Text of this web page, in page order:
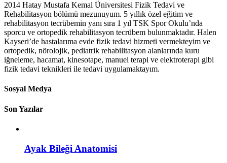
2014 Hatay Mustafa Kemal Üniversitesi Fizik Tedavi ve
Rehabilitasyon bölümü mezunuyum. 5 yıllık özel eğitim ve
rehabilitasyon tecrübemin yanı sıra 1 yıl TSK Spor Okulu’nda
sporcu ve ortopedik rehabilitasyon tecrübem bulunmaktadır. Halen
Kayseri’de hastalarıma evde fizik tedavi hizmeti vermekteyim ve
ortopedik, nörolojik, pediatrik rehabilitasyon alanlarında kuru
iğneleme, hacamat, kinesotape, manuel terapi ve elektroterapi gibi
fizik tedavi teknikleri ile tedavi uygulamaktayım.
Sosyal Medya
Son Yazılar
Ayak Bileği Anatomisi